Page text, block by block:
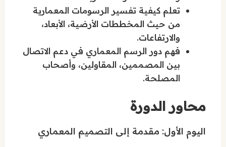
تعلم كيفية تفسير الرسومات المعمارية
من حيث المخططات الأرضية، الأبعاد،
والارتفاعات.
فهم دور الرسم المعماري في دعم الاتصال
بين المصممين، المقاولين، وأصحاب
المصلحة.
محاور الدورة
اليوم الأول: مقدمة إلى التصميم المعماري